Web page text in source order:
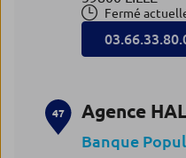
Fermé
47 Agence
Banque